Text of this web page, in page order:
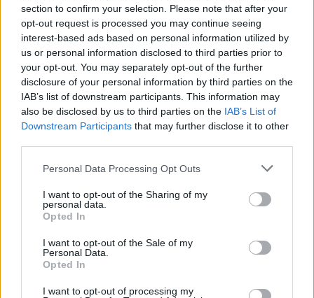
section to confirm your selection. Please note that after your
opt-out request is processed you may continue seeing
interest-based ads based on personal information utilized by
us or personal information disclosed to third parties prior to
your opt-out. You may separately opt-out of the further
disclosure of your personal information by third parties on the
IAB’s list of downstream participants. This information may
also be disclosed by us to third parties on the IAB’s List of
Downstream Participants that may further disclose it to other
Please note that this website/app uses one or more Google
not limited to your visit or usage behaviour. You may click to
grant or deny consent to Google and its third-party tags to
use your data for below specified purposes in below Google
consent section.
Personal Data Processing Opt Outs
I want to opt-out of the Sharing of my
personal data.
Opted In
I want to opt-out of the Sale of my
Personal Data.
Opted In
I want to opt-out of processing my
08. 06.
ORVOS FIGYELMEZTET: EZT
AZ APRÓ REGGELI TÜNETET NE
SÖPÖRD A SZŐNYEG ALÁ
Fontos!
08. 05.
EZÉRT PÁRÁSODIK BE
ÁLLANDÓAN AZ ABLAK – EGYSZERŰBB
A MEGOLDÁS, MINT GONDOLNÁD
08. 04.
NEM ECETTEL ÉS NEM SZÓDABIKARBÓNÁVAL:
EZZEL LESZ ÚJRA CSILLOGÓ A VÍZKÖVES CSAP
08. 03.
HA MINDIG EZT A MONDATOT HASZNÁLOD, AZ
Te szoktad?